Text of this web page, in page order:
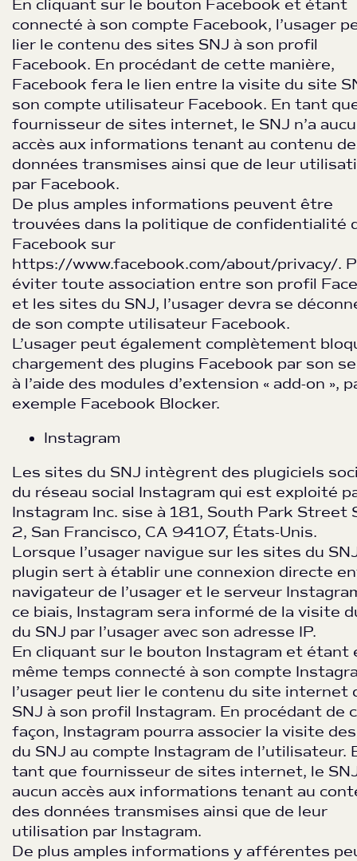
En cliquant sur le bouton Facebook et étant
connecté à son compte Facebook, l’usager
lier le contenu des sites SNJ à son profil
Facebook. En procédant de cette manière,
Facebook fera le lien entre la visite du site
son compte utilisateur Facebook. En tant
fournisseur de sites internet, le SNJ n’a
accès aux informations tenant au contenu
données transmises ainsi que de leur
par Facebook.
De plus amples informations peuvent être
trouvées dans la politique de confidentialité
Facebook sur
https://www.facebook.com/about/privacy/.
éviter toute association entre son profil
et les sites du SNJ, l’usager devra se
de son compte utilisateur Facebook.
L’usager peut également complètement
chargement des plugins Facebook par son
à l’aide des modules d’extension « add-on »,
exemple Facebook Blocker.
Instagram
Les sites du SNJ intègrent des plugiciels
du réseau social Instagram qui est exploité
Instagram Inc. sise à 181, South Park Street
2, San Francisco, CA 94107, États-Unis.
Lorsque l’usager navigue sur les sites du
plugin sert à établir une connexion directe
navigateur de l’usager et le serveur
ce biais, Instagram sera informé de la visite
du SNJ par l’usager avec son adresse IP.
En cliquant sur le bouton Instagram et étant
même temps connecté à son compte
l’usager peut lier le contenu du site internet
SNJ à son profil Instagram. En procédant de
façon, Instagram pourra associer la visite
du SNJ au compte Instagram de l’utilisateur.
tant que fournisseur de sites internet, le SNJ
aucun accès aux informations tenant au
des données transmises ainsi que de leur
utilisation par Instagram.
De plus amples informations y afférentes